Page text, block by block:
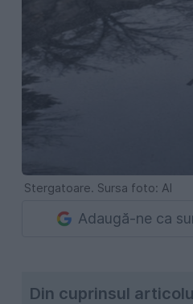
Stergatoare. Sursa foto: AI
Adaugă-ne ca
Din cuprinsul